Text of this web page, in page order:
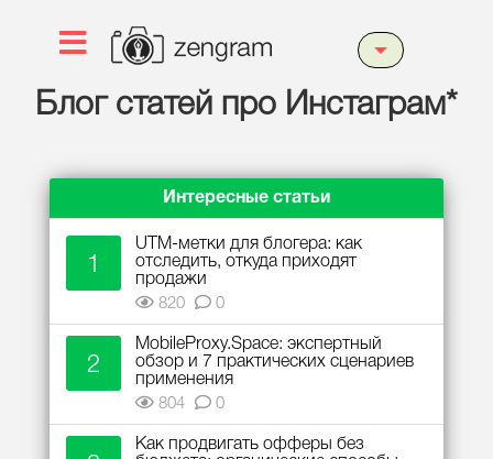
Блог статей про Инстаграм*
Интересные статьи
1
UTM-метки для блогера: как
отследить, откуда приходят
продажи
820
0
2
MobileProxy.Space: экспертный
обзор и 7 практических сценариев
применения
804
0
Как продвигать офферы без